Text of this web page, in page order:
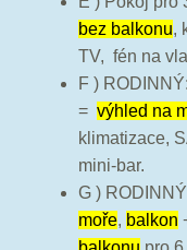
bez balkonu,
TV, fén na
F )
= výhled na
klimatizace,
mini-bar.
G )
moře, balkon